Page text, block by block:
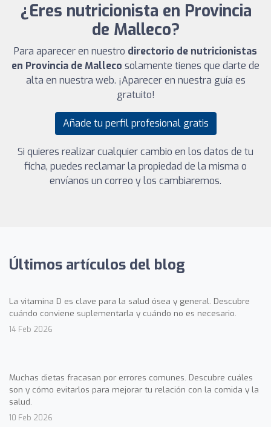
¿Eres nutricionista en Provincia
de Malleco?
Para aparecer en nuestro directorio de nutricionistas
en Provincia de Malleco solamente tienes que darte de
alta en nuestra web. ¡Aparecer en nuestra guía es
gratuito!
Añade tu perfil profesional gratis
Si quieres realizar cualquier cambio en los datos de tu
ficha, puedes reclamar la propiedad de la misma o
envíanos un correo y los cambiaremos.
Últimos artículos del blog
La vitamina D es clave para la salud ósea y general. Descubre
cuándo conviene suplementarla y cuándo no es necesario.
14 Feb 2026
Muchas dietas fracasan por errores comunes. Descubre cuáles
son y cómo evitarlos para mejorar tu relación con la comida y la
salud.
10 Feb 2026